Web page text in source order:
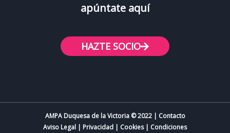
apúntate aquí
HAZTE SOCIO
AMPA Duquesa de la Victoria © 2022 | Contacto
Aviso Legal | Privacidad | Cookies| Condiciones